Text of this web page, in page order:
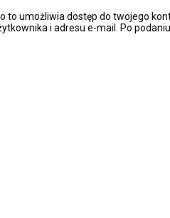
umożliwia dostęp do twojego
i adresu e-mail. Po